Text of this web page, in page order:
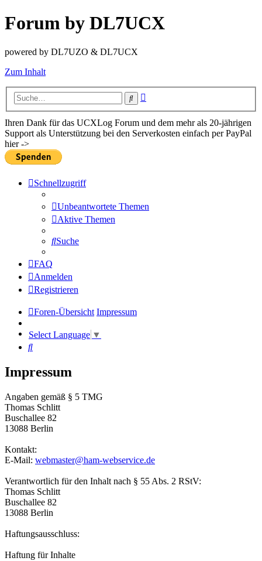
Forum by DL7UCX
powered by DL7UZO & DL7UCX
Zum Inhalt
Suche
Ihren Dank für das UCXLog Forum und dem mehr als 20-jährigen
Support als Unterstützung bei den Serverkosten einfach per PayPal
hier ->
Schnellzugriff
Unbeantwortete Themen
Aktive Themen
Suche
FAQ
Anmelden
Registrieren
Foren-Übersicht Impressum
Select Language ▼
Suche
Impressum
Angaben gemäß § 5 TMG
Thomas Schlitt
Buschallee 82
13088 Berlin
Kontakt:
E-Mail: webmaster@ham-webservice.de
Verantwortlich für den Inhalt nach § 55 Abs. 2 RStV:
Thomas Schlitt
Buschallee 82
13088 Berlin
Haftungsausschluss:
Haftung für Inhalte